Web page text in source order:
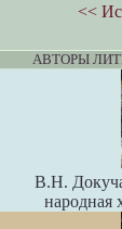
<<
АВТОРЫ
В.Н.
народная